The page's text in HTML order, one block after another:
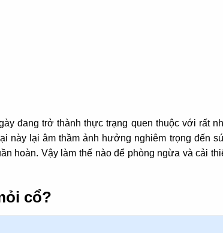
đang trở thành thực trạng quen thuộc với rất
này lại âm thầm ảnh hưởng nghiêm trọng đến
hoàn. Vậy làm thế nào để phòng ngừa và cải
cổ?